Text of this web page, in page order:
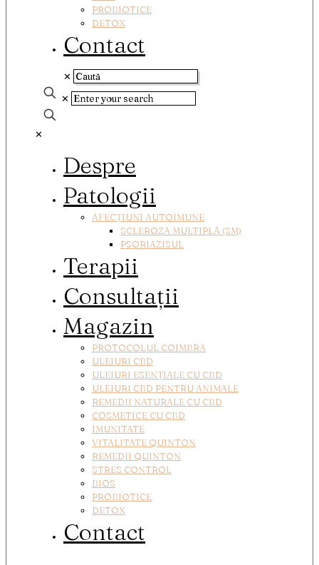
PROBIOTICE
DETOX
Contact
✕
✕
✕
Despre
Patologii
AFECȚIUNI AUTOIMUNE
SCLEROZA MULTIPLĂ (SM)
PSORIAZISUL
Terapii
Consultații
Magazin
PROTOCOLUL COIMBRA
ULEIURI CBD
ULEIURI ESENȚIALE CU CBD
ULEIURI CBD PENTRU ANIMALE
REMEDII NATURALE CU CBD
COSMETICE CU CBD
IMUNITATE
VITALITATE QUINTON
REMEDII QUINTON
STRES CONTROL
BIOS
PROBIOTICE
DETOX
Contact